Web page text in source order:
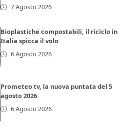
7 Agosto 2026
Bioplastiche compostabili, il riciclo in
Italia spicca il volo
6 Agosto 2026
Prometeo tv, la nuova puntata del 5
agosto 2026
6 Agosto 2026